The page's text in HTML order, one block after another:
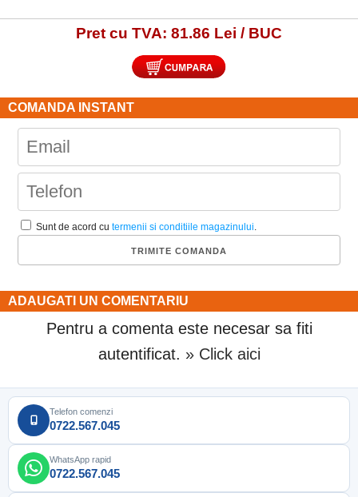
Pret cu TVA: 81.86 Lei / BUC
COMANDA INSTANT
Sunt de acord cutermenii si conditiile magazinului.
ADAUGATI UN COMENTARIU
Pentru a comenta este necesar sa fiti
autentificat. » Click aici
Telefon comenzi
0722.567.045
WhatsApp rapid
0722.567.045